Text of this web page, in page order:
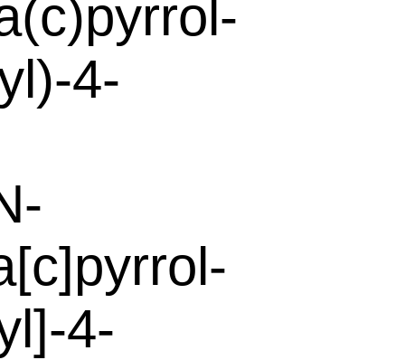
4-
4-